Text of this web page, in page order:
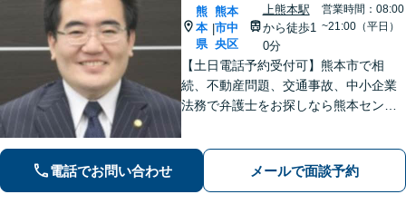
熊
本
県
|
熊本
市中
央区
上熊本駅
から徒歩1
0分
営業時間：08:00
~21:00（平日）
【土日電話予約受付可】熊本市で相
続、不動産問題、交通事故、中小企業
法務で弁護士をお探しなら熊本セント
受付可】【休日・夜間相談可】
電話でお問い合わせ メールで面談予約